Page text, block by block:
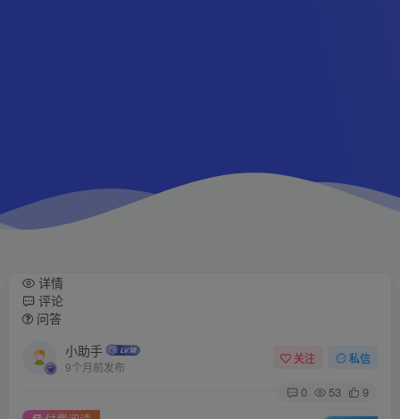
详情
评论
问答
小助手
9个月前发布
关注 私信
0 53
9